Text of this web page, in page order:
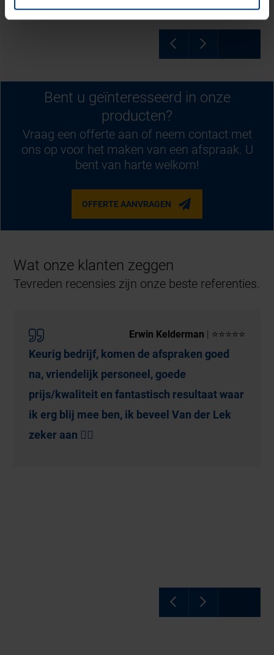
Bent u geïnteresseerd in onze
producten?
Vraag een offerte aan of neem contact met
ons op voor het maken van een afspraak. U
bent van harte welkom!
OFFERTE AANVRAGEN
Wat onze klanten zeggen
Tevreden recensies zijn onze beste referenties.
Erwin Kelderman | ⭐⭐⭐⭐⭐
Keurig bedrijf, komen de afspraken goed
na, vriendelijk personeel, goede
prijs/kwaliteit en fantastisch resultaat waar
ik erg blij mee ben, ik beveel Van der Lek
zeker aan 👌🏻